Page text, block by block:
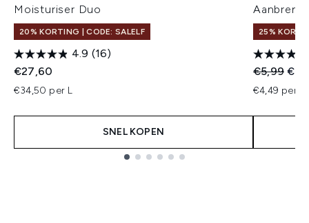
Moisturiser Duo
20% KORTING | CODE: SALELF
4.9 (16)
€27,60
€34,50 per L
SNEL KOPEN
25%
€5,99
€4,49 per